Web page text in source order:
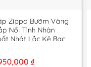
Zippo Bướm Vàng
Nổi Tình Nhân
Nhật Lắc Kê Bạc
₫